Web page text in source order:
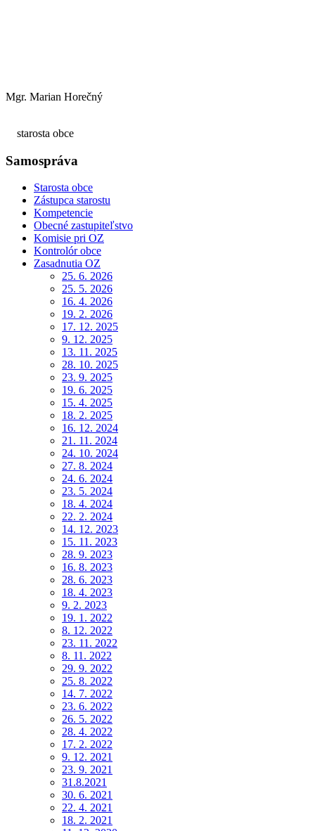
Mgr. Marian Horečný
starosta obce
Samospráva
Starosta obce
Zástupca starostu
Kompetencie
Obecné zastupiteľstvo
Komisie pri OZ
Kontrolór obce
Zasadnutia OZ
25. 6. 2026
25. 5. 2026
16. 4. 2026
19. 2. 2026
17. 12. 2025
9. 12. 2025
13. 11. 2025
28. 10. 2025
23. 9. 2025
19. 6. 2025
15. 4. 2025
18. 2. 2025
16. 12. 2024
21. 11. 2024
24. 10. 2024
27. 8. 2024
24. 6. 2024
23. 5. 2024
18. 4. 2024
22. 2. 2024
14. 12. 2023
15. 11. 2023
28. 9. 2023
16. 8. 2023
28. 6. 2023
18. 4. 2023
9. 2. 2023
19. 1. 2022
8. 12. 2022
23. 11. 2022
8. 11. 2022
29. 9. 2022
25. 8. 2022
14. 7. 2022
23. 6. 2022
26. 5. 2022
28. 4. 2022
17. 2. 2022
9. 12. 2021
23. 9. 2021
31.8.2021
30. 6. 2021
22. 4. 2021
18. 2. 2021